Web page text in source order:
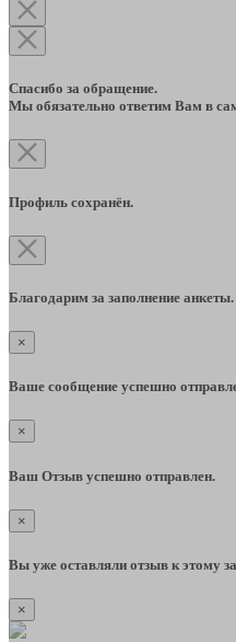
Спасибо за обращение.
Мы обязательно ответим Вам в
Профиль сохранён.
Благодарим за заполнение анкеты.
×
Ваше сообщение успешно
×
Ваш Отзыв успешно отправлен.
×
Вы уже оставляли отзыв к этому
×